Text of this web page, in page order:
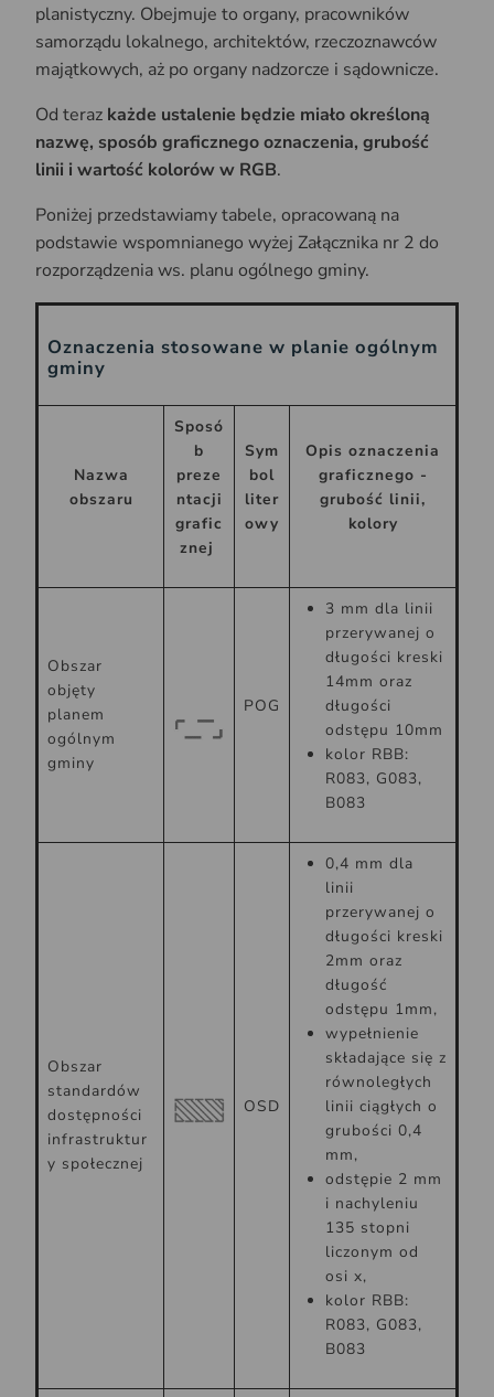
planistyczny. Obejmuje to organy, pracowników
samorządu lokalnego, architektów, rzeczoznawców
majątkowych, aż po organy nadzorcze i sądownicze.
Od teraz każde ustalenie będzie miało określoną
nazwę, sposób graficznego oznaczenia, grubość
linii i wartość kolorów w RGB.
Poniżej przedstawiamy tabele, opracowaną na
podstawie wspomnianego wyżej Załącznika nr 2 do
rozporządzenia ws. planu ogólnego gminy.
Oznaczenia stosowane w planie ogólnym
gminy
Nazwa
obszaru
Sposó
b
preze
ntacji
grafic
znej
Sym
bol
liter
owy
Opis oznaczenia
graficznego -
grubość linii,
kolory
Obszar
objęty
planem
ogólnym
gminy
POG
3 mm dla linii
przerywanej o
długości kreski
14mm oraz
długości
odstępu 10mm
kolor RBB:
R083, G083,
B083
Obszar
standardów
dostępności
infrastruktur
y społecznej
OSD
0,4 mm dla
linii
przerywanej o
długości kreski
2mm oraz
długość
odstępu 1mm,
wypełnienie
składające się z
równoległych
linii ciągłych o
grubości 0,4
mm,
odstępie 2 mm
i nachyleniu
135 stopni
liczonym od
osi x,
kolor RBB:
R083, G083,
B083